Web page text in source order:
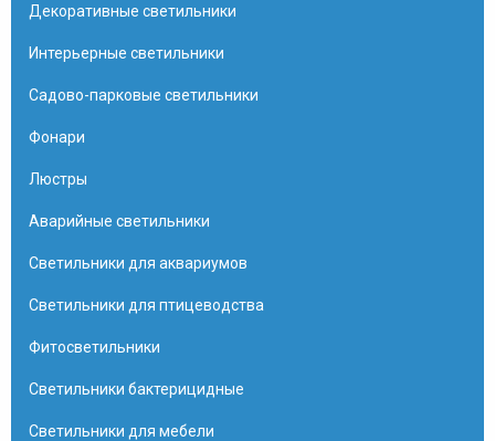
Декоративные светильники
Интерьерные светильники
Садово-парковые светильники
Фонари
Люстры
Аварийные светильники
Светильники для аквариумов
Светильники для птицеводства
Фитосветильники
Светильники бактерицидные
Светильники для мебели